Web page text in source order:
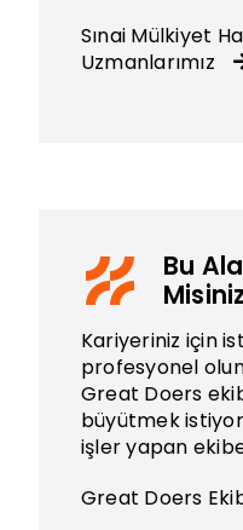
Sınai Mülkiyet
Uzmanlarımız
Bu
Kariyeriniz için
profesyonel
Great Doers
büyütmek
işler yapan ekibe
Great Doers